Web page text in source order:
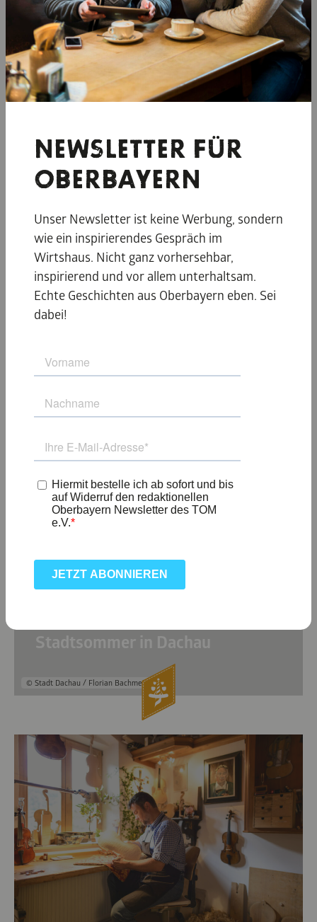
© GaPa Tourismus
Stadtsommer in Garmisch-
Partenkirchen
© Stadt Dachau / Florian Bachmeier
NEWSLETTER FÜR
OBERBAYERN
Unser Newsletter ist keine Werbung, sondern
wie ein inspirierendes Gespräch im
Wirtshaus. Nicht ganz vorhersehbar,
inspirierend und vor allem unterhaltsam.
Echte Geschichten aus Oberbayern eben. Sei
dabei!